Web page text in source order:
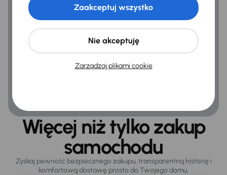
Kontrola tlaku v pneumatikách
Ogólne
Hf
Więcej niż tylko zakup
samochodu
Zyskaj pewność bezpiecznego zakupu, transparentną historię i
komfortową dostawę prosto do Twojego domu.
Zarządzaj plikami cookie
Nie akceptuję
Zaakceptuj wszystko